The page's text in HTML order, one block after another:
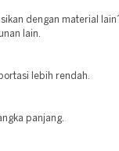
dengan material
lain.
lebih rendah.
panjang.